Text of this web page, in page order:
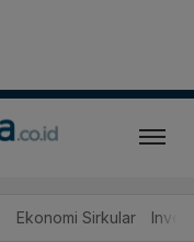
Ekonomi Sirkular